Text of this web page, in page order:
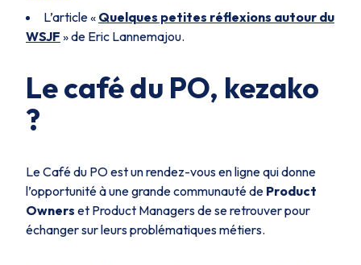
L’article « Quelques petites réflexions autour du
WSJF » de Eric Lannemajou.
Le café du PO, kezako
?
Le Café du PO est un rendez-vous en ligne qui donne
l’opportunité à une grande communauté de Product
Owners et Product Managers de se retrouver pour
échanger sur leurs problématiques métiers.